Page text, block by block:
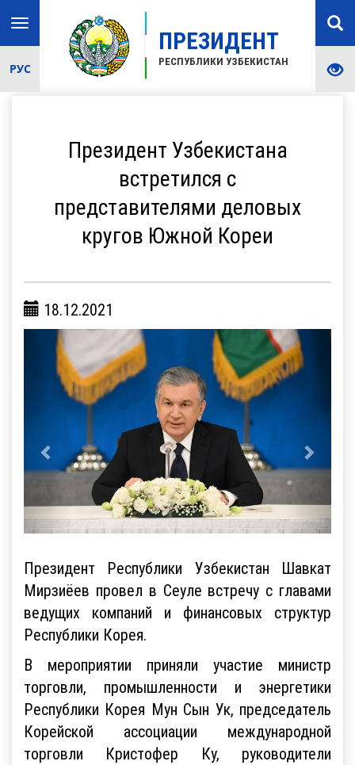
ПРЕЗИДЕНТ
РЕСПУБЛИКИ УЗБЕКИСТАН
Toggle
navigation
РУС
Президент Узбекистана
встретился с
представителями деловых
кругов Южной Кореи
18.12.2021
Президент Республики Узбекистан Шавкат
Мирзиёев провел в Сеуле встречу с главами
ведущих компаний и финансовых структур
Республики Корея.
В мероприятии приняли участие министр
торговли, промышленности и энергетики
Республики Корея Мун Сын Ук, председатель
Корейской ассоциации международной
торговли Кристофер Ку, руководители